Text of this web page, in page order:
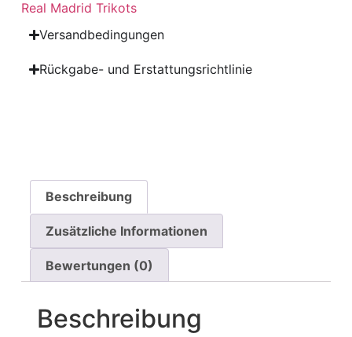
Real Madrid Trikots
Versandbedingungen
Rückgabe- und Erstattungsrichtlinie
Beschreibung
Zusätzliche Informationen
Bewertungen (0)
Beschreibung